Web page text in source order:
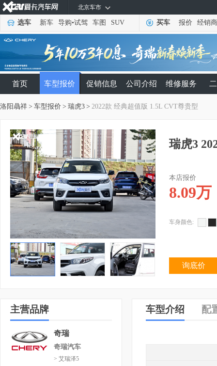
北京车市
选车 新车 导购•试驾 车图 SUV 买车 报价 经销商
首页 车型报价 促销信息 公司介绍 维修服务
洛阳骉祥 > 车型报价 > 瑞虎3 > 2022款 经典超值版 1.5L CVT尊贵型
瑞虎3
本店报价
8.09万
车身颜色:
询底价
主营品牌
奇瑞
奇瑞汽车
> 艾瑞泽5
车型介绍 配